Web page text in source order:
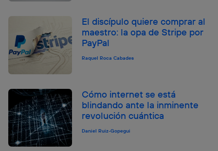
El discípulo quiere comprar al
maestro: la opa de Stripe por
PayPal
Raquel Roca Cabades
Cómo internet se está
blindando ante la inminente
revolución cuántica
Daniel Ruiz-Gopegui